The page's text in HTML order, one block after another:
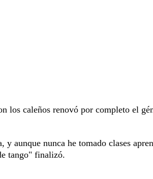
los caleños renovó por completo el
aunque nunca he tomado clases
tango" finalizó.